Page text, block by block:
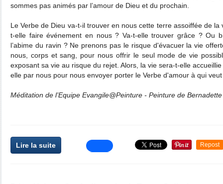
sommes pas animés par l’amour de Dieu et du prochain.
Le Verbe de Dieu va-t-il trouver en nous cette terre assoiffée de
t-elle faire événement en nous ? Va-t-elle trouver grâce ? Ou
l’abime du ravin ? Ne prenons pas le risque d'évacuer la vie
nous, corps et sang, pour nous offrir le seul mode de vie
exposant sa vie au risque du rejet. Alors, la vie sera-t-elle
elle par nous pour nous envoyer porter le Verbe d'amour à qui
Méditation de l’Equipe Evangile@Peinture - Peinture de
Lire la suite Repost